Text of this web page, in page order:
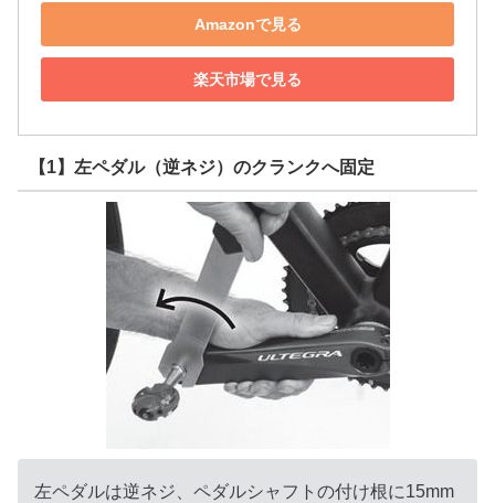
Amazonで見る
楽天市場で見る
【1】左ペダル（逆ネジ）のクランクへ固定
左ペダルは逆ネジ、ペダルシャフトの付け根に15mm